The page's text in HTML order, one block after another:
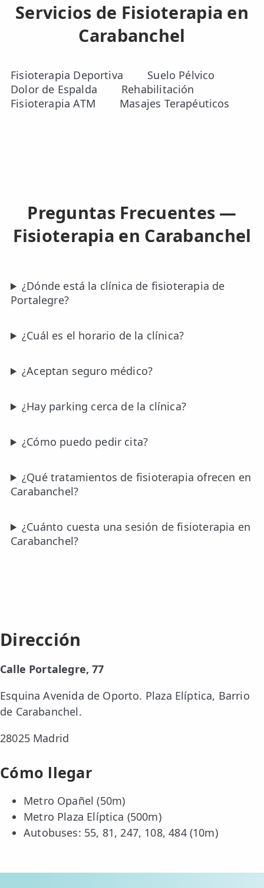
Servicios de Fisioterapia en
Carabanchel
Fisioterapia Deportiva
Suelo Pélvico
Dolor de Espalda
Rehabilitación
Fisioterapia ATM
Masajes Terapéuticos
Preguntas Frecuentes —
Fisioterapia en Carabanchel
¿Dónde está la clínica de fisioterapia de
Portalegre?
¿Cuál es el horario de la clínica?
¿Aceptan seguro médico?
¿Hay parking cerca de la clínica?
¿Cómo puedo pedir cita?
¿Qué tratamientos de fisioterapia ofrecen en
Carabanchel?
¿Cuánto cuesta una sesión de fisioterapia en
Carabanchel?
Dirección
Calle Portalegre, 77
Esquina Avenida de Oporto. Plaza Elíptica, Barrio
de Carabanchel.
28025 Madrid
Cómo llegar
Metro Opañel (50m)
Metro Plaza Elíptica (500m)
Autobuses: 55, 81, 247, 108, 484 (10m)